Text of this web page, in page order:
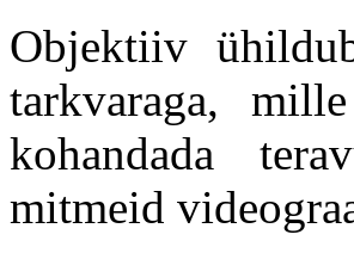
Objektiiv
tarkvaraga,
kohandada
mitmeid